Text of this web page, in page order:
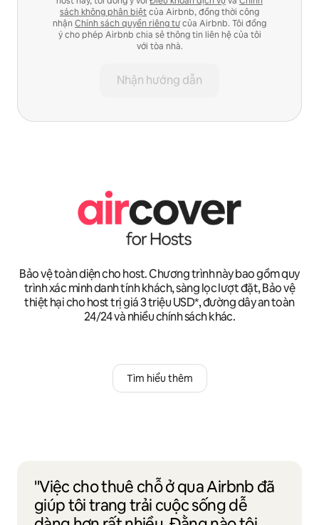
sách không phân biệtcủa Airbnb, đồng thời công
nhận Chính sách quyền riêng tưcủa Airbnb. Tôi đồng
ý cho phép Airbnb chia sẻ thông tin liên hệ của tôi
với tòa nhà.
Nhận hướng dẫn
Bảo vệ toàn diện cho host. Chương trình này bao gồm quy
trình xác minh danh tính khách, sàng lọc lượt đặt, Bảo vệ
thiệt hại cho host trị giá 3 triệu USD*, đường dây an toàn
24/24 và nhiều chính sách khác.
Tìm hiểu thêm
"Việc cho thuê chỗ ở qua Airbnb đã
giúp tôi trang trải cuộc sống dễ